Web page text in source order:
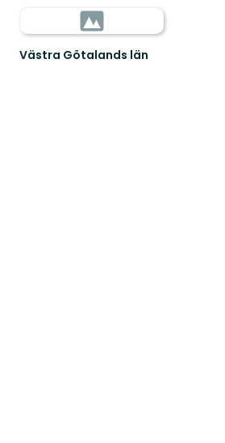
Västra Götalands län